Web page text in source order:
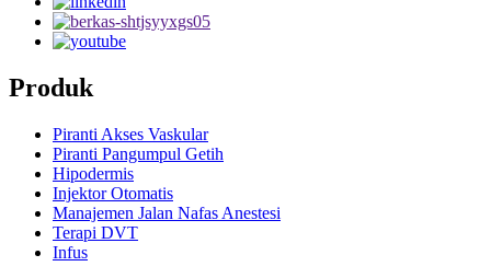
Produk
Piranti Akses Vaskular
Piranti Pangumpul Getih
Hipodermis
Injektor Otomatis
Manajemen Jalan Nafas Anestesi
Terapi DVT
Infus